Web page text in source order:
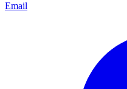
Email